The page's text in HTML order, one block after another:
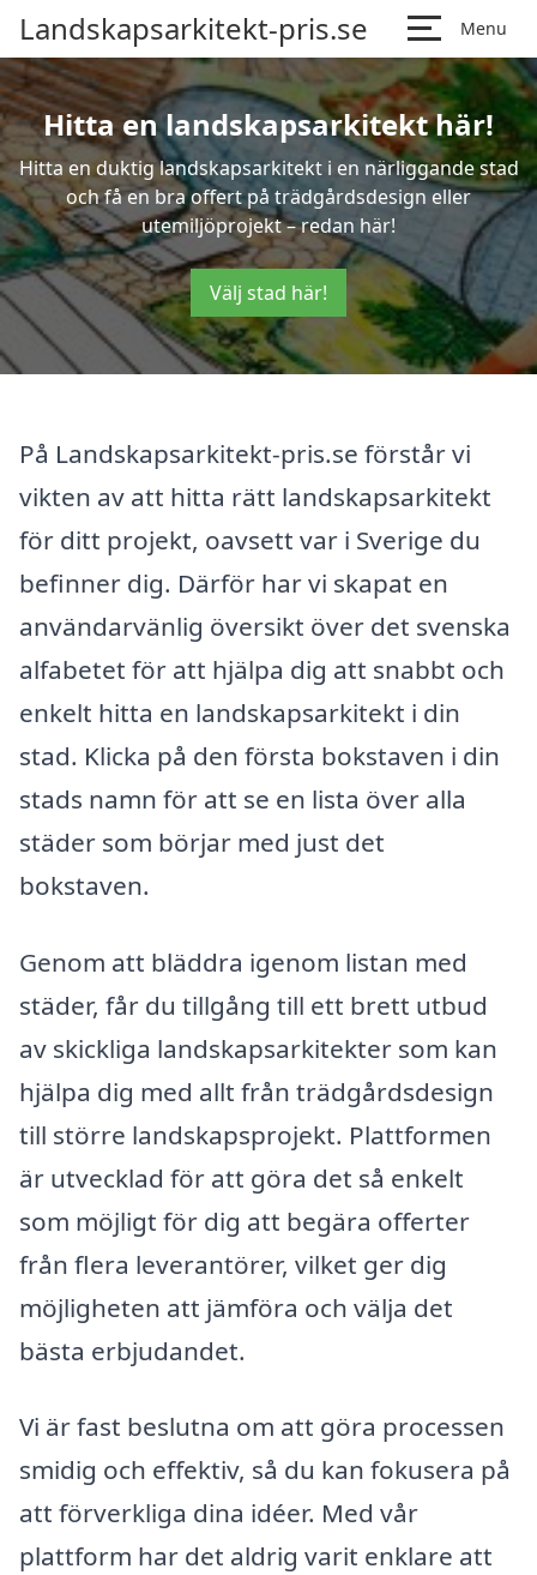
Landskapsarkitekt-pris.se Menu
Hitta en landskapsarkitekt här!
Hitta en duktig landskapsarkitekt i en närliggande stad
och få en bra offert på trädgårdsdesign eller
utemiljöprojekt – redan här!
Välj stad här!
På Landskapsarkitekt-pris.se förstår vi
vikten av att hitta rätt landskapsarkitekt
för ditt projekt, oavsett var i Sverige du
befinner dig. Därför har vi skapat en
användarvänlig översikt över det svenska
alfabetet för att hjälpa dig att snabbt och
enkelt hitta en landskapsarkitekt i din
stad. Klicka på den första bokstaven i din
stads namn för att se en lista över alla
städer som börjar med just det
bokstaven.
Genom att bläddra igenom listan med
städer, får du tillgång till ett brett utbud
av skickliga landskapsarkitekter som kan
hjälpa dig med allt från trädgårdsdesign
till större landskapsprojekt. Plattformen
är utvecklad för att göra det så enkelt
som möjligt för dig att begära offerter
från flera leverantörer, vilket ger dig
möjligheten att jämföra och välja det
bästa erbjudandet.
Vi är fast beslutna om att göra processen
smidig och effektiv, så du kan fokusera på
att förverkliga dina idéer. Med vår
plattform har det aldrig varit enklare att